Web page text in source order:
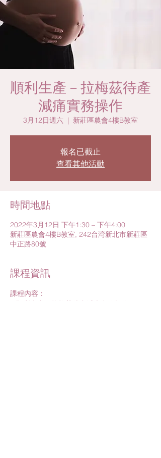
順利生產－拉梅茲待產
減痛實務操作
3月12日週六
  |
新莊區農會4樓B教室
報名已截止
查看其他活動
時間地點
2022年3月12日 下午1:30 – 下午4:00
新莊區農會4樓B教室, 242台湾新北市新莊區
中正路80號
課程資訊
課程內容：
1.順利生產－拉梅茲待產減痛實務操作